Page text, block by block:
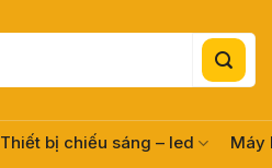
Thiết bị chiếu sáng – led Máy